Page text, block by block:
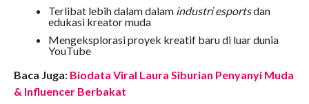
Terlibat lebih dalam dalam industri esportsdan
edukasi kreator muda
Mengeksplorasi proyek kreatif baru di luar dunia
YouTube
Baca Juga: Biodata Viral Laura Siburian Penyanyi Muda
& Influencer Berbakat